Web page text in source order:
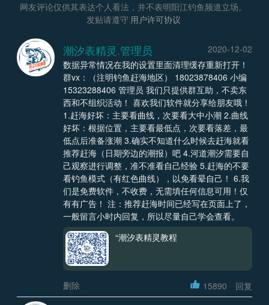
网友评论仅供其表达个人看法，并不表明阳江钓鱼频道立场。
发贴请遵守 用户许可协议
潮汐表精灵.管理员
2020-12-02
数据异常情况在我的设置里面清理缓存重新打开！
群vx：（注明钓鱼赶海地区） 18023878406 小编
15323288406 管理员 我们只提供群互助，不卖东
西和不组织活动！ 喜欢我们软件就分享给朋友哦！
1.赶海好坏：主要看曲线，次要看大中小潮 2.曲线
好坏：根据位置，主要看最低点，次要看落差，最
低点后准备涨潮 3.确实不知道什么时候去赶海就看
推荐赶海（日期旁边的潮报）吧 4.河道潮汐需要自
己观察进行调整，准不准看自己经验 5.赶海的不要
看钓鱼模式（有红色曲线），以免看晕自己！ 6.我
们是免费软件，不收费，无需填任何信息可用！仅
有有广告！ 注：推荐赶海时间已经写在页面上了，
一般留言小时内回复，所以尽量自己学会查看。
“潮汐表精灵教程
删除 15890 回复